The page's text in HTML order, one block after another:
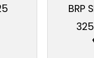
BRP